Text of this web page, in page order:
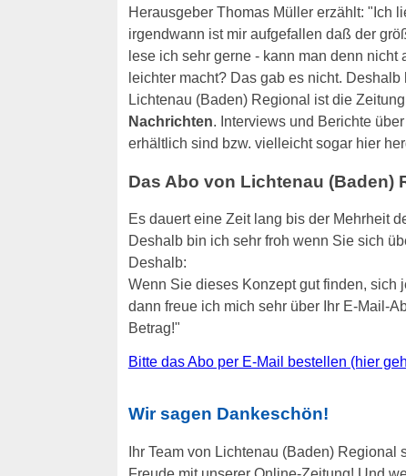
Herausgeber Thomas Müller erzählt: "Ich
irgendwann ist mir aufgefallen daß der
lese ich sehr gerne - kann man denn
leichter macht? Das gab es nicht.
Lichtenau (Baden) Regional ist die
Nachrichten. Interviews und Berichte
erhältlich sind bzw. vielleicht sogar hier
Das Abo von Lichtenau (Baden)
Es dauert eine Zeit lang bis der Mehrheit
Deshalb bin ich sehr froh wenn Sie sich
Deshalb:
Wenn Sie dieses Konzept gut finden, sich
dann freue ich mich sehr über Ihr E-Mail-
Betrag!"
Bitte das Abo per E-Mail bestellen (hier
Wir sagen Dankeschön!
Ihr Team von Lichtenau (Baden)